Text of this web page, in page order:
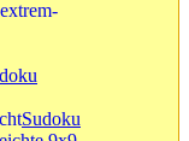
Sudoku